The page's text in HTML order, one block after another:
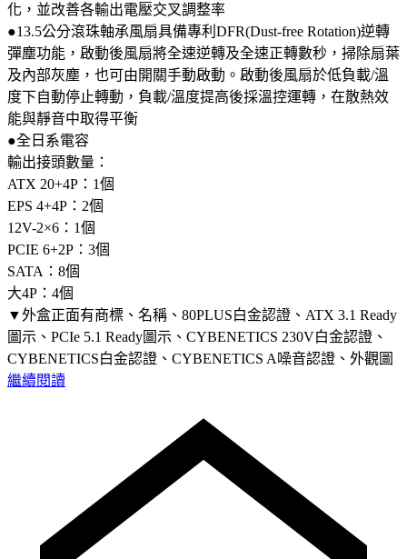
化，並改善各輸出電壓交叉調整率
●13.5公分滾珠軸承風扇具備專利DFR(Dust-free Rotation)逆轉
彈塵功能，啟動後風扇將全速逆轉及全速正轉數秒，掃除扇葉
及內部灰塵，也可由開關手動啟動。啟動後風扇於低負載/溫
度下自動停止轉動，負載/溫度提高後採溫控運轉，在散熱效
能與靜音中取得平衡
●全日系電容
輸出接頭數量：
ATX 20+4P：1個
EPS 4+4P：2個
12V-2×6：1個
PCIE 6+2P：3個
SATA：8個
大4P：4個
▼外盒正面有商標、名稱、80PLUS白金認證、ATX 3.1 Ready
圖示、PCIe 5.1 Ready圖示、CYBENETICS 230V白金認證、
CYBENETICS白金認證、CYBENETICS A噪音認證、外觀圖
繼續閱讀